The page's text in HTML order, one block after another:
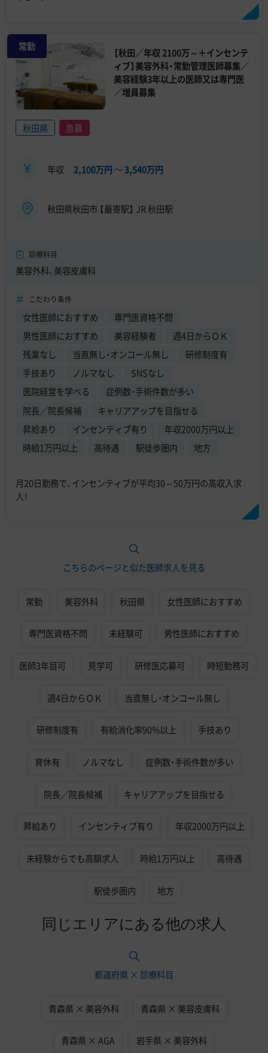
常勤
【秋田／年収 2100万～＋インセンテ
ィブ】美容外科・常勤管理医師募集／
美容経験3年以上の医師又は専門医
／増員募集
秋田県 急募
年収 2,100万円 〜3,540万円
秋田県秋田市 【最寄駅】 JR 秋田駅
診療科目
美容外科、美容皮膚科
こだわり条件
女性医師におすすめ
専門医資格不問
男性医師におすすめ
美容経験者
週4日からＯＫ
残業なし
当直無し・オンコール無し
研修制度有
手技あり
ノルマなし
SNSなし
医院経営を学べる
症例数・手術件数が多い
院長／院長候補
キャリアアップを目指せる
昇給あり
インセンティブ有り
年収2000万円以上
時給1万円以上
高待遇 駅徒歩圏内 地方
月20日勤務で、インセンティブが平均30～50万円の高収入求
人！
こちらのページと似た医師求人を見る
常勤 美容外科 秋田県 女性医師におすすめ
専門医資格不問 未経験可 男性医師におすすめ
医師3年目可 見学可 研修医応募可 時短勤務可
週4日からＯＫ 当直無し・オンコール無し
研修制度有 有給消化率90%以上 手技あり
育休有 ノルマなし 症例数・手術件数が多い
院長／院長候補 キャリアアップを目指せる
昇給あり インセンティブ有り 年収2000万円以上
未経験からでも高額求人 時給1万円以上 高待遇
駅徒歩圏内 地方
同じエリアにある他の求人
都道府県 × 診療科目
青森県 × 美容外科 青森県 × 美容皮膚科
青森県 × AGA 岩手県 × 美容外科